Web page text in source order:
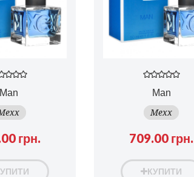
грн.
Man
Mexx
709.00 грн.
КУПИТИ